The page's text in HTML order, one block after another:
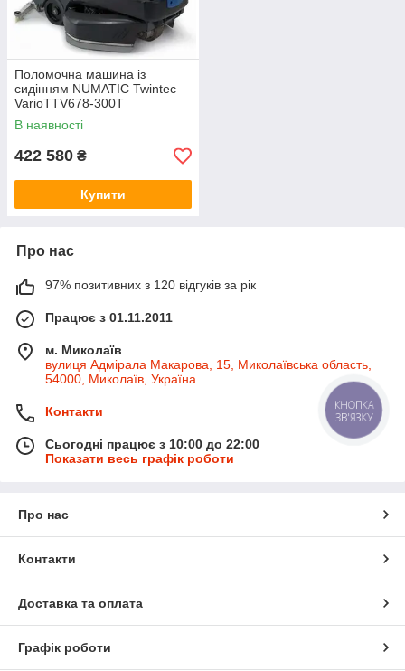
Поломочна машина із
сидінням NUMATIC Twintec
VarioTTV678-300T
В наявності
422 580 ₴
Купити
Про нас
97% позитивних з 120 відгуків за рік
Працює з 01.11.2011
м. Миколаїв
вулиця Адмірала Макарова, 15, Миколаївська область,
54000, Миколаїв, Україна
Контакти
Сьогодні працює з 10:00 до 22:00
Показати весь графік роботи
Про нас
Контакти
Доставка та оплата
Графік роботи
КНОПКА
ЗВ'ЯЗКУ